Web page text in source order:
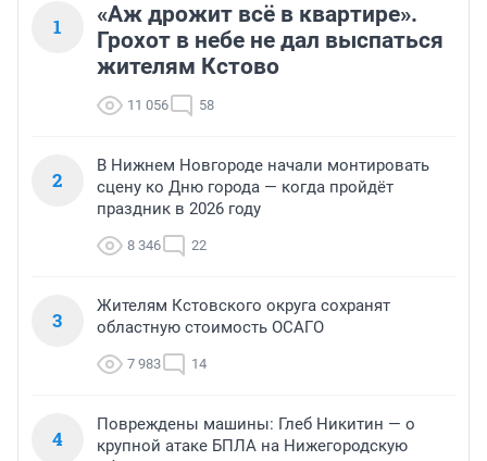
1
«Аж дрожит всё в квартире».
Грохот в небе не дал выспаться
жителям Кстово
11 056 58
2
В Нижнем Новгороде начали монтировать
сцену ко Дню города — когда пройдёт
праздник в 2026 году
8 346 22
3
Жителям Кстовского округа сохранят
областную стоимость ОСАГО
7 983 14
4
Повреждены машины: Глеб Никитин — о
крупной атаке БПЛА на Нижегородскую